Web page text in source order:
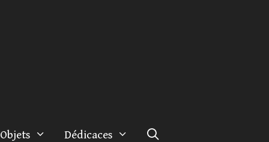
Objets Dédicaces